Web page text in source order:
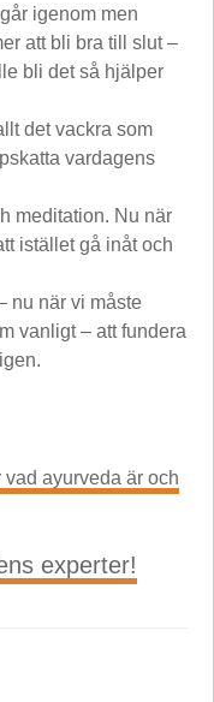
igenom men
att bli bra till slut –
bli det så hjälper
det vackra som
vardagens
meditation. Nu när
istället gå inåt och
nu när vi måste
vanligt – att fundera
vad ayurveda är och
experter!